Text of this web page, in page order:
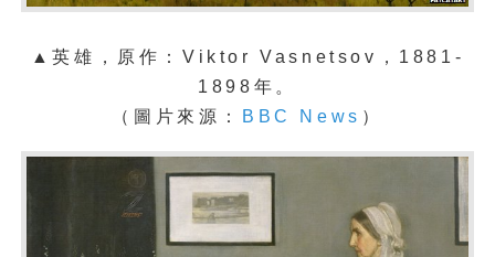
▲英雄
，原作：Viktor Vasnetsov，1881-
1898年。
（圖片來源：
BBC News ）